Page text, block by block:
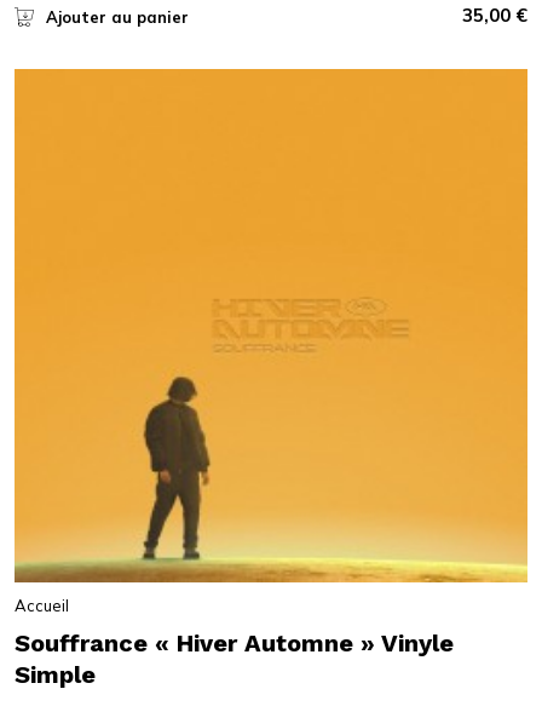
Ajouter au panier 35,00 €
Accueil
Souffrance « Hiver Automne » Vinyle
Simple